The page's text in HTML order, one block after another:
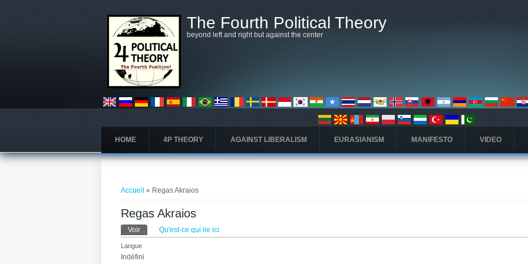
The Fourth Political Theory
beyond left and right but against the center
HOME 4P THEORY AGAINST LIBERALISM EURASIANISM MANIFESTO VIDEO
Accueil » Regas Akraios
Regas Akraios
Onglets principaux
Voir (onglet actif)
Qu'est-ce qui lie ici
Langue
Indéfini